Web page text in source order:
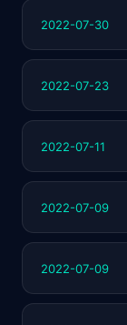
2022-07-30
2022-07-23
2022-07-11
2022-07-09
2022-07-09